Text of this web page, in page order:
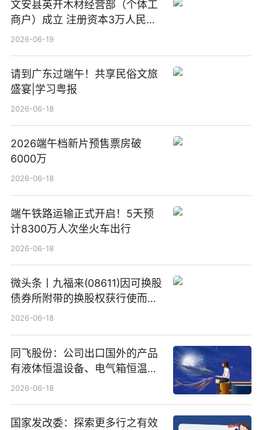
文安县英开木材经营部（个体工
商户）成立 注册资本3万人民币
新要闻
2026-06-19
请到广东过端午！共享民俗文旅
盛宴|学习粤报
2026-06-18
2026端午档新片预售票房破
6000万
2026-06-18
端午铁路运输正式开启！5天预
计8300万人次坐火车出行
2026-06-18
微头条丨九福来(08611)因可换股
债券所附带的换股权获行使而发
行5200万股
2026-06-18
同飞股份：公司出口国外的产品
有液体恒温设备、电气箱恒温装
置、纯水冷却单元和特种换热器
2026-06-18
国家发改委：探索更多行之有效